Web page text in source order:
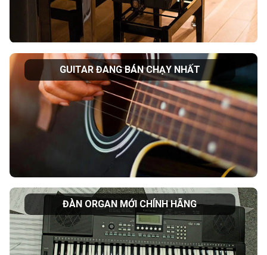
GUITAR ĐANG BÁN CHẠY NHẤT
ĐÀN ORGAN MỚI CHÍNH HÃNG